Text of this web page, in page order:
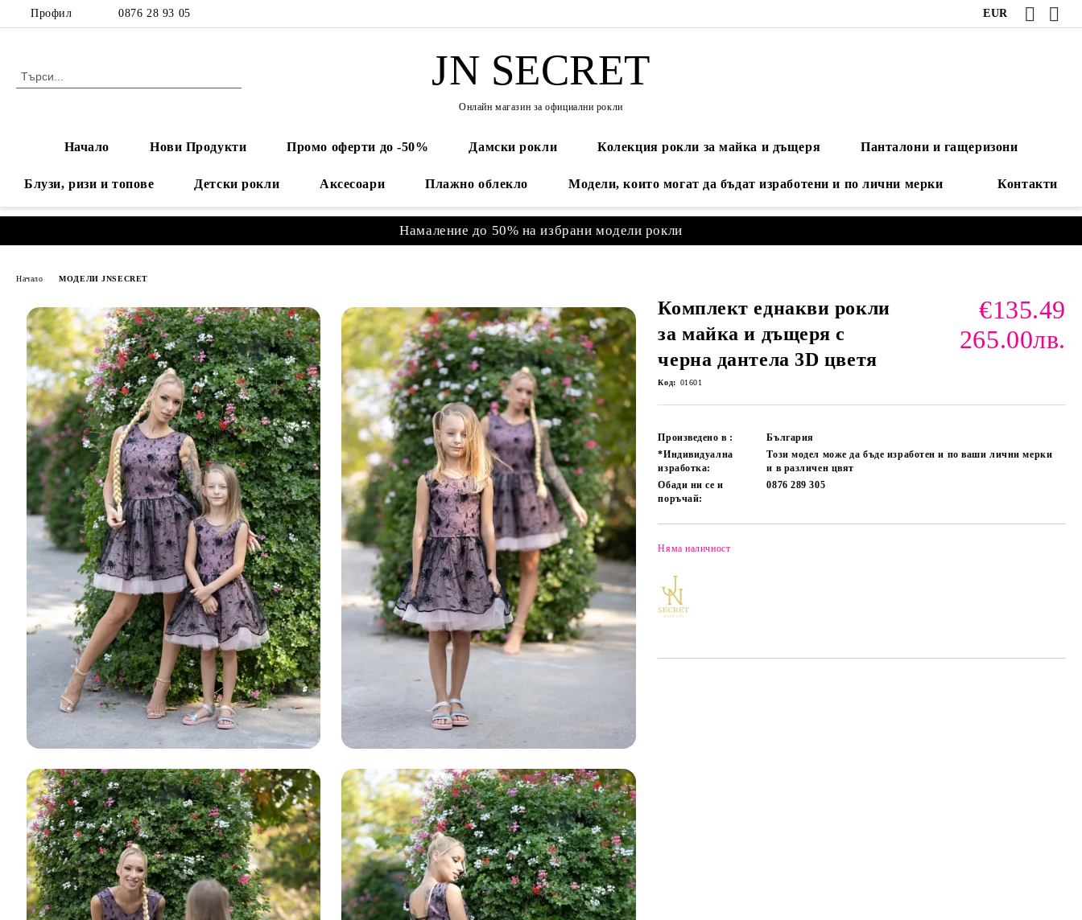
Профил 0876 28 93 05 EUR
JN SECRET
Онлайн магазин за официални рокли
Начало Нови Продукти Промо оферти до -50% Дамски рокли Колекция рокли за майка и дъщеря Панталони и гащеризони
Блузи, ризи и топове Детски рокли Аксесоари Плажно облекло Модели, които могат да бъдат изработени и по лични мерки Контакти
Намаление до 50% на избрани модели рокли
Начало МОДЕЛИ JNSECRET
Комплект еднакви рокли
за майка и дъщеря с
черна дантела 3D цветя
€135.49
265.00лв.
Код: 01601
Произведено в :
България
*Индивидуална
изработка:
Този модел може да бъде изработен и по ваши лични мерки
и в различен цвят
Обади ни се и
поръчай:
0876 289 305
Няма наличност